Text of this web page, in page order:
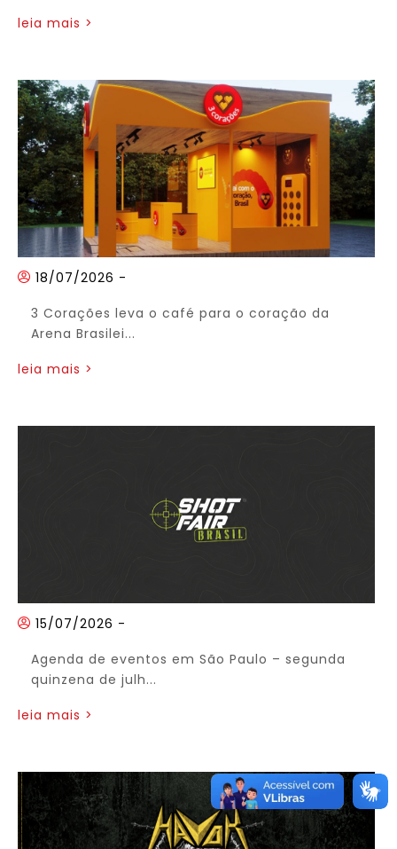
leia mais >
18/07/2026 -
3 Corações leva o café para o coração da
Arena Brasilei...
leia mais >
15/07/2026 -
Agenda de eventos em São Paulo – segunda
quinzena de julh...
leia mais >